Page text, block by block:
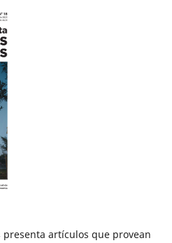
presenta artículos que provean